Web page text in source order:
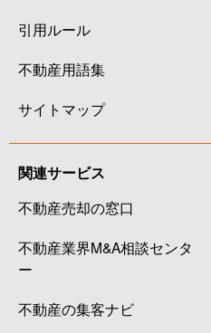
引用ルール
不動産用語集
サイトマップ
関連サービス
不動産売却の窓口
不動産業界M&A相談センタ
ー
不動産の集客ナビ